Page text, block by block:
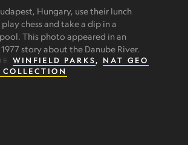
Hungary, use their lunch
chess and take a dip in a
This photo appeared in an
story about the Danube River.
WINFIELD PARKS, NAT GEO